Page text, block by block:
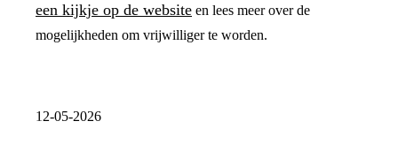
een kijkje op de website en lees meer over de
mogelijkheden om vrijwilliger te worden.
12-05-2026